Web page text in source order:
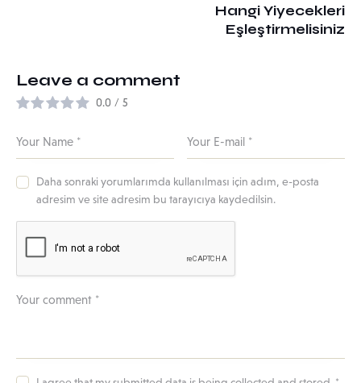
Hangi Yiyecekleri
Eşleştirmelisiniz
Leave a comment
0.0 / 5
Daha sonraki yorumlarımda kullanılması için adım, e-posta
adresim ve site adresim bu tarayıcıya kaydedilsin.